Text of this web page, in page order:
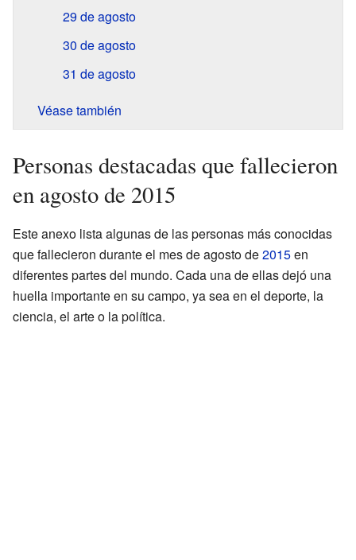
29 de agosto
30 de agosto
31 de agosto
Véase también
Personas destacadas que fallecieron
en agosto de 2015
Este anexo lista algunas de las personas más conocidas
que fallecieron durante el mes de agosto de2015en
diferentes partes del mundo. Cada una de ellas dejó una
huella importante en su campo, ya sea en el deporte, la
ciencia, el arte o la política.